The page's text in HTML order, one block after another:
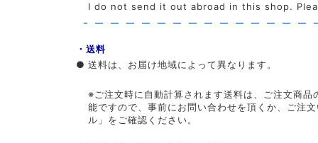
I do not send it out abroad in this shop.
・送料
● 送料は、お届け地域によって異なります。
※ご注文時に自動計算されます送料は、ご注文商
能ですので、事前にお問い合わせを頂くか、ご注
ル」をご確認ください。